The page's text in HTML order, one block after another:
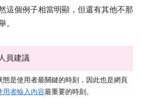
這個例子相當明顯，但還有其他不那
。
員建議
態是使用者最關鍵的時刻，因此也是網頁
用者輸入內容最重要的時刻。